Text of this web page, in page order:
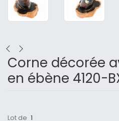
Corne décorée
en ébène 4120-
Lot de 1